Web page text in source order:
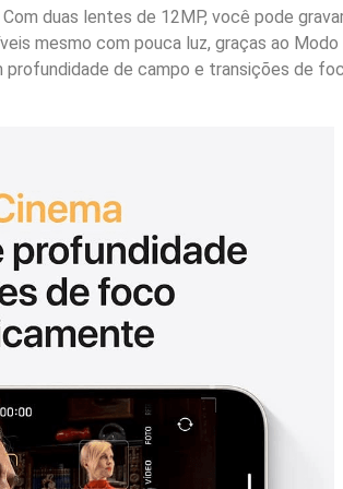
duas lentes de 12MP, você pode
mesmo com pouca luz, graças ao Modo
profundidade de campo e transições de